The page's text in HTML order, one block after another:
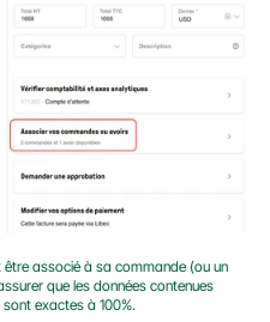
associé à sa commande (ou un
que les données contenues
exactes à 100%.